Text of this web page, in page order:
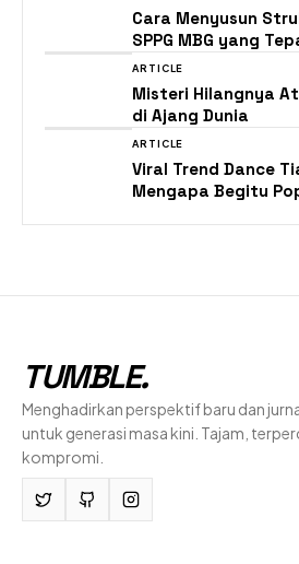
Cara Menyusun
SPPG MBG yang
ARTICLE
Misteri Hilangnya
di Ajang Dunia
ARTICLE
Viral Trend Dance
Mengapa Begitu
TUMBLE.
Menghadirkan perspektif baru dan
untuk generasi masa kini. Tajam,
kompromi.